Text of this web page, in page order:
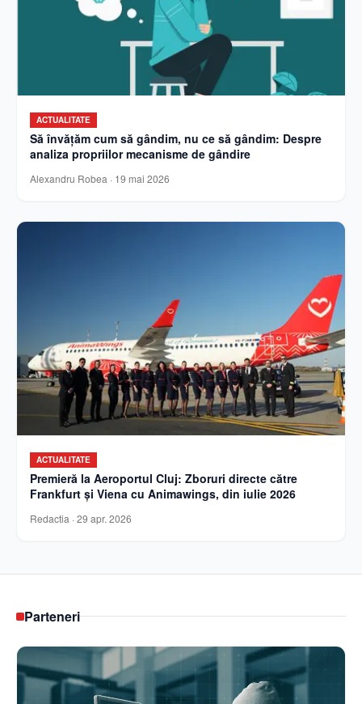
ACTUALITATE
Să învățăm cum să gândim, nu ce să gândim: Despre
analiza propriilor mecanisme de gândire
Alexandru Robea · 19 mai 2026
ACTUALITATE
Premieră la Aeroportul Cluj: Zboruri directe către
Frankfurt și Viena cu Animawings, din iulie 2026
Redactia · 29 apr. 2026
Parteneri